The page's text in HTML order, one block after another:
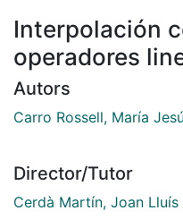
Interpolación
operadores
Autors
Carro Rossell, María
Director/Tutor
Cerdà Martín, Joan Lluís